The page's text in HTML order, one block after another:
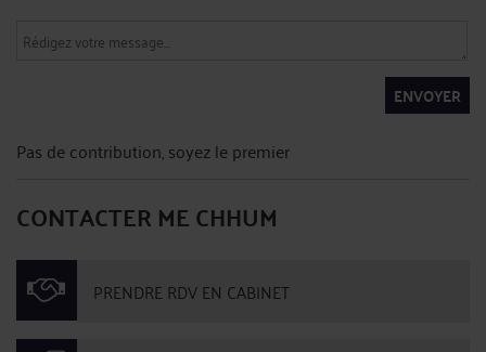
ENVOYER
Pas de contribution, soyez le premier
CONTACTER ME CHHUM
PRENDRE RDV EN CABINET